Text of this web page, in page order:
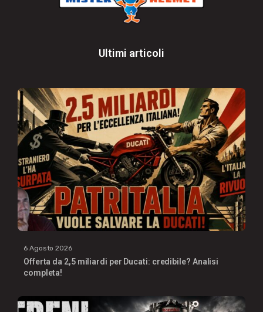
Ultimi articoli
6 Agosto 2026
Offerta da 2,5 miliardi per Ducati: credibile? Analisi
completa!